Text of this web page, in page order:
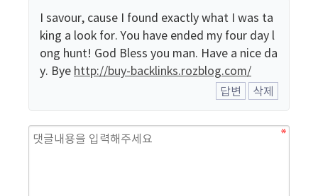
I savour, cause I found exactly what I was ta
king a look for. You have ended my four day l
ong hunt! God Bless you man. Have a nice da
y. Bye http://buy-backlinks.rozblog.com/
답변
삭제